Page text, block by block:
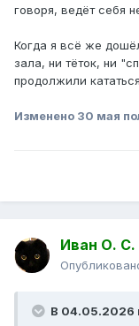
говоря, ведёт себя
Когда я всё же
зала, ни тёток, ни
продолжили
Изменено 30 мая
Иван О. С.
В 04.05.2026